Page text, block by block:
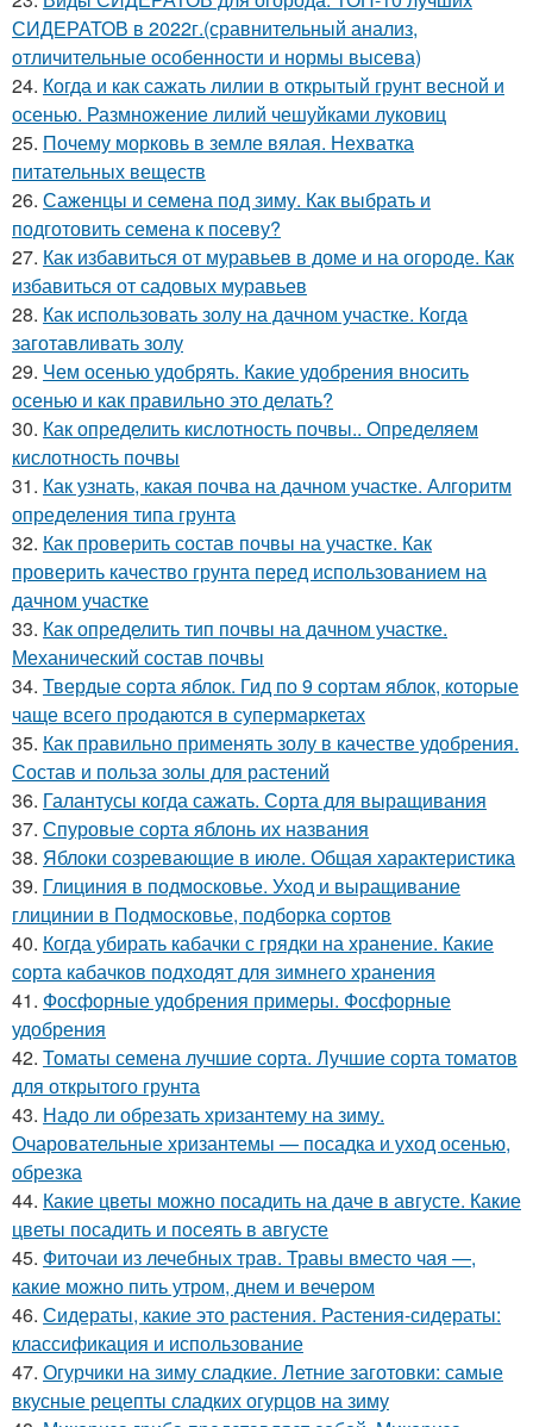
СИДЕРАТОВ в 2022г.(сравнительный анализ,
отличительные особенности и нормы высева)
24. Когда и как сажать лилии в открытый грунт весной и
осенью. Размножение лилий чешуйками луковиц
25. Почему морковь в земле вялая. Нехватка
питательных веществ
26. Саженцы и семена под зиму. Как выбрать и
подготовить семена к посеву?
27. Как избавиться от муравьев в доме и на огороде. Как
избавиться от садовых муравьев
28. Как использовать золу на дачном участке. Когда
заготавливать золу
29. Чем осенью удобрять. Какие удобрения вносить
осенью и как правильно это делать?
30. Как определить кислотность почвы.. Определяем
кислотность почвы
31. Как узнать, какая почва на дачном участке. Алгоритм
определения типа грунта
32. Как проверить состав почвы на участке. Как
проверить качество грунта перед использованием на
дачном участке
33. Как определить тип почвы на дачном участке.
Механический состав почвы
34. Твердые сорта яблок. Гид по 9 сортам яблок, которые
чаще всего продаются в супермаркетах
35. Как правильно применять золу в качестве удобрения.
Состав и польза золы для растений
36. Галантусы когда сажать. Сорта для выращивания
37. Спуровые сорта яблонь их названия
38. Яблоки созревающие в июле. Общая характеристика
39. Глициния в подмосковье. Уход и выращивание
глицинии в Подмосковье, подборка сортов
40. Когда убирать кабачки с грядки на хранение. Какие
сорта кабачков подходят для зимнего хранения
41. Фосфорные удобрения примеры. Фосфорные
удобрения
42. Томаты семена лучшие сорта. Лучшие сорта томатов
для открытого грунта
43. Надо ли обрезать хризантему на зиму.
Очаровательные хризантемы — посадка и уход осенью,
обрезка
44. Какие цветы можно посадить на даче в августе. Какие
цветы посадить и посеять в августе
45. Фиточаи из лечебных трав. Травы вместо чая —,
какие можно пить утром, днем и вечером
46. Сидераты, какие это растения. Растения-сидераты:
классификация и использование
47. Огурчики на зиму сладкие. Летние заготовки: самые
вкусные рецепты сладких огурцов на зиму